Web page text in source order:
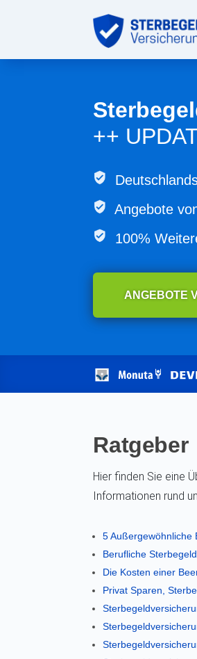
++
Angebote
100%
ANGEBOTE
Ratgeber
Hier finden Sie eine
Informationen rund
5 Außergewöhnliche
Berufliche
Die Kosten einer
Privat Sparen,